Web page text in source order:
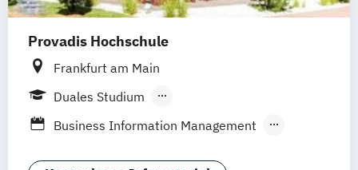
(DE/EN)
Softwareentwicklung (DE/EN)
Wirtschaftsinformatik (DE/EN)
Provadis Hochschule
Frankfurt am Main
Duales Studium
Berufsbegleitendes Präsenzstudium
Business Information Management